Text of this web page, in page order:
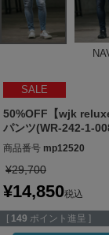
SALE
50%OFF【wjk
パンツ(WR-242-1-
商品番号 mp12520
¥29,700
¥14,850税込
[ 149 ポイント進呈 ]